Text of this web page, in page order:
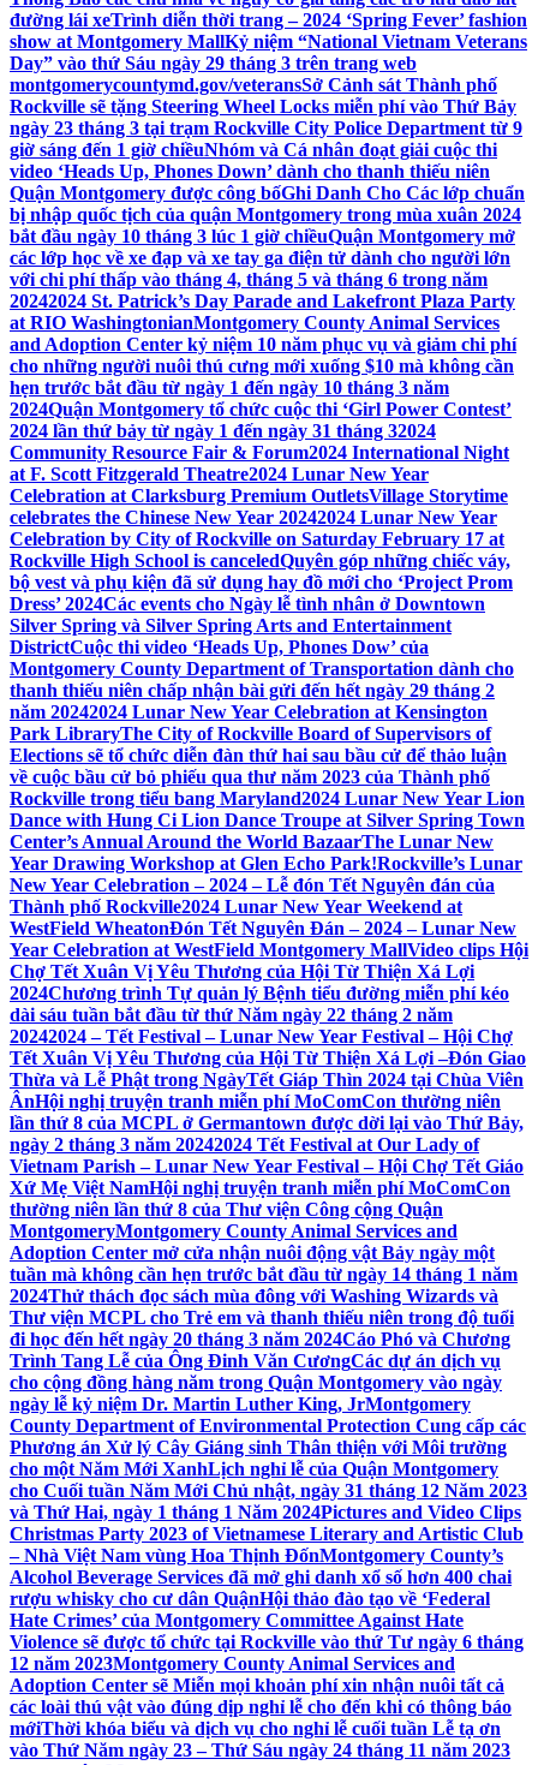
đường lái xeTrình diễn thời trang – 2024 ‘Spring Fever’ fashion
show at Montgomery MallKỷ niệm “National Vietnam Veterans
Day” vào thứ Sáu ngày 29 tháng 3 trên trang web
montgomerycountymd.gov/veteransSở Cảnh sát Thành phố
Rockville sẽ tặng Steering Wheel Locks miễn phí vào Thứ Bảy
ngày 23 tháng 3 tại trạm Rockville City Police Department từ 9
giờ sáng đến 1 giờ chiềuNhóm và Cá nhân đoạt giải cuộc thi
video ‘Heads Up, Phones Down’ dành cho thanh thiếu niên
Quận Montgomery được công bốGhi Danh Cho Các lớp chuẩn
bị nhập quốc tịch của quận Montgomery trong mùa xuân 2024
bắt đầu ngày 10 tháng 3 lúc 1 giờ chiềuQuận Montgomery mở
các lớp học về xe đạp và xe tay ga điện tử dành cho người lớn
với chi phí thấp vào tháng 4, tháng 5 và tháng 6 trong năm
20242024 St. Patrick’s Day Parade and Lakefront Plaza Party
at RIO WashingtonianMontgomery County Animal Services
and Adoption Center kỷ niệm 10 năm phục vụ và giảm chi phí
cho những người nuôi thú cưng mới xuống $10 mà không cần
hẹn trước bắt đầu từ ngày 1 đến ngày 10 tháng 3 năm
2024Quận Montgomery tổ chức cuộc thi ‘Girl Power Contest’
2024 lần thứ bảy từ ngày 1 đến ngày 31 tháng 32024
Community Resource Fair & Forum2024 International Night
at F. Scott Fitzgerald Theatre2024 Lunar New Year
Celebration at Clarksburg Premium OutletsVillage Storytime
celebrates the Chinese New Year 20242024 Lunar New Year
Celebration by City of Rockville on Saturday February 17 at
Rockville High School is canceledQuyên góp những chiếc váy,
bộ vest và phụ kiện đã sử dụng hay đồ mới cho ‘Project Prom
Dress’ 2024Các events cho Ngày lễ tình nhân ở Downtown
Silver Spring và Silver Spring Arts and Entertainment
DistrictCuộc thi video ‘Heads Up, Phones Dow’ của
Montgomery County Department of Transportation dành cho
thanh thiếu niên chấp nhận bài gửi đến hết ngày 29 tháng 2
năm 20242024 Lunar New Year Celebration at Kensington
Park LibraryThe City of Rockville Board of Supervisors of
Elections sẽ tổ chức diễn đàn thứ hai sau bầu cử để thảo luận
về cuộc bầu cử bỏ phiếu qua thư năm 2023 của Thành phố
Rockville trong tiểu bang Maryland2024 Lunar New Year Lion
Dance with Hung Ci Lion Dance Troupe at Silver Spring Town
Center’s Annual Around the World BazaarThe Lunar New
Year Drawing Workshop at Glen Echo Park!Rockville’s Lunar
New Year Celebration – 2024 – Lễ đón Tết Nguyên đán của
Thành phố Rockville2024 Lunar New Year Weekend at
WestField WheatonĐón Tết Nguyên Đán – 2024 – Lunar New
Year Celebration at WestField Montgomery MallVideo clips Hội
Chợ Tết Xuân Vị Yêu Thương của Hội Từ Thiện Xá Lợi
2024Chương trình Tự quản lý Bệnh tiểu đường miễn phí kéo
dài sáu tuần bắt đầu từ thứ Năm ngày 22 tháng 2 năm
20242024 – Tết Festival – Lunar New Year Festival – Hội Chợ
Tết Xuân Vị Yêu Thương của Hội Từ Thiện Xá Lợi –Đón Giao
Thừa và Lễ Phật trong NgàyTết Giáp Thìn 2024 tại Chùa Viên
ÂnHội nghị truyện tranh miễn phí MoComCon thường niên
lần thứ 8 của MCPL ở Germantown được dời lại vào Thứ Bảy,
ngày 2 tháng 3 năm 20242024 Tết Festival at Our Lady of
Vietnam Parish – Lunar New Year Festival – Hội Chợ Tết Giáo
Xứ Mẹ Việt NamHội nghị truyện tranh miễn phí MoComCon
thường niên lần thứ 8 của Thư viện Công cộng Quận
MontgomeryMontgomery County Animal Services and
Adoption Center mở cửa nhận nuôi động vật Bảy ngày một
tuần mà không cần hẹn trước bắt đầu từ ngày 14 tháng 1 năm
2024Thử thách đọc sách mùa đông với Washing Wizards và
Thư viện MCPL cho Trẻ em và thanh thiếu niên trong độ tuổi
đi học đến hết ngày 20 tháng 3 năm 2024Cáo Phó và Chương
Trình Tang Lễ của Ông Đinh Văn CươngCác dự án dịch vụ
cho cộng đồng hàng năm trong Quận Montgomery vào ngày
ngày lễ kỷ niệm Dr. Martin Luther King, JrMontgomery
County Department of Environmental Protection Cung cấp các
Phương án Xử lý Cây Giáng sinh Thân thiện với Môi trường
cho một Năm Mới XanhLịch nghỉ lễ của Quận Montgomery
cho Cuối tuần Năm Mới Chủ nhật, ngày 31 tháng 12 Năm 2023
và Thứ Hai, ngày 1 tháng 1 Năm 2024Pictures and Video Clips
Christmas Party 2023 of Vietnamese Literary and Artistic Club
– Nhà Việt Nam vùng Hoa Thịnh ĐốnMontgomery County’s
Alcohol Beverage Services đã mở ghi danh xổ số hơn 400 chai
rượu whisky cho cư dân QuậnHội thảo đào tạo về ‘Federal
Hate Crimes’ của Montgomery Committee Against Hate
Violence sẽ được tổ chức tại Rockville vào thứ Tư ngày 6 tháng
12 năm 2023Montgomery County Animal Services and
Adoption Center sẽ Miễn mọi khoản phí xin nhận nuôi tất cả
các loài thú vật vào đúng dịp nghỉ lễ cho đến khi có thông báo
mớiThời khóa biểu và dịch vụ cho nghỉ lễ cuối tuần Lễ tạ ơn
vào Thứ Năm ngày 23 – Thứ Sáu ngày 24 tháng 11 năm 2023